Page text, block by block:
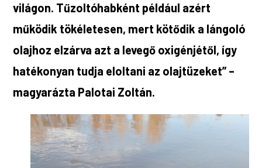
világon. Tűzoltóhabként például azért
működik tökéletesen, mert kötődik a lángoló
olajhoz elzárva azt a levegő oxigénjétől, így
hatékonyan tudja eloltani az olajtüzeket” –
magyarázta Palotai Zoltán.